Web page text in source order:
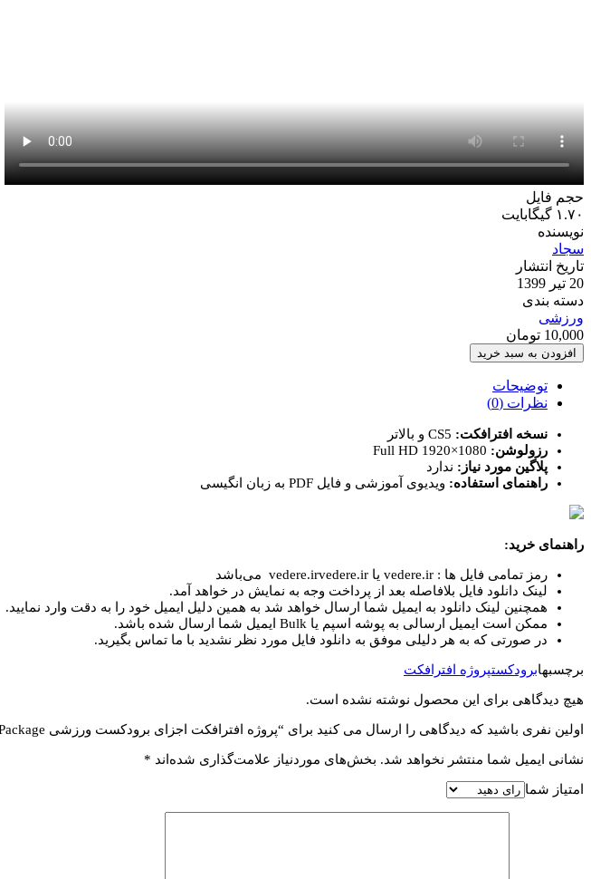
حجم فایل
۱.۷۰ گیگابایت
نویسنده
سجاد
تاریخ انتشار
20 تیر 1399
دسته بندی
ورزشی
10,000 تومان
پروژه
اجزای
برودکست
Sports
Broadcast
Package
افزودن به سبد خرید
توضیحات
نظرات (0)
نسخه افترافکت:
رزولوشن:
پلاگین مورد نیاز: ندارد
راهنمای استفاده: ویدیوی آموزشی و فایل PDF به زبان انگیسی
راهنمای خرید:
رمز تمامی فایل ها : vedere.ir یا vedere.irvedere.ir می‌باشد
لینک دانلود فایل بلافاصله بعد از پرداخت وجه به نمایش در خواهد آمد.
همچنین لینک دانلود به ایمیل شما ارسال خواهد شد به همین دلیل ایمیل خود را به دقت وارد نمایید.
ممکن است ایمیل ارسالی به پوشه اسپم یا Bulk ایمیل شما ارسال شده باشد.
در صورتی که به هر دلیلی موفق به دانلود فایل مورد نظر نشدید با ما تماس بگیرید.
برچسبهابرودکستپروژه افترافکت
هیچ دیدگاهی برای این محصول نوشته نشده است.
اولین نفری باشید که دیدگاهی را ارسال می کنید برای “پروژه افترافکت اجزای برودکست ورزشی Sports Broadcast Package”
نشانی ایمیل شما منتشر نخواهد شد. بخش‌های موردنیاز علامت‌گذاری شده‌اند *
امتیاز شما